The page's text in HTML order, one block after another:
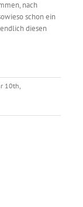
nach
schon ein
diesen
10th,